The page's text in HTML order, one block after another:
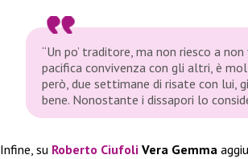
“Un po’ traditore, ma non riesco a
pacifica convivenza con gli altri, è
però, due settimane di risate con
bene. Nonostante i dissapori lo
Infine, su Roberto Ciufoli Vera Gemma